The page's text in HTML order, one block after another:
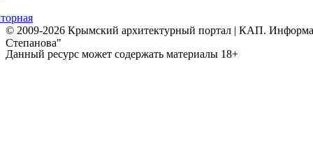
© 2009-2026 Крымский архитектурный портал | КАП.
Степанова"
Данный ресурс может содержать материалы 18+